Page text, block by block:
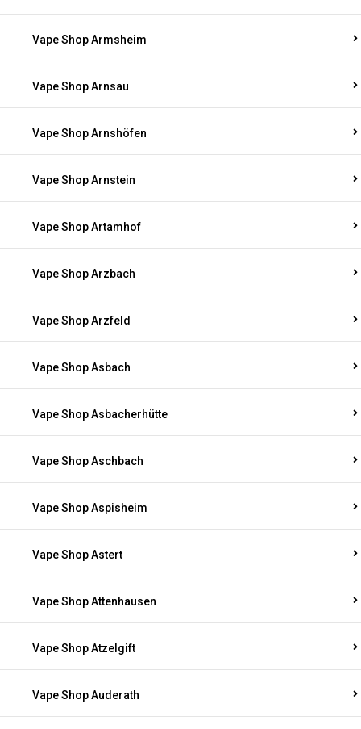
Vape Shop Armsheim
Vape Shop Arnsau
Vape Shop Arnshöfen
Vape Shop Arnstein
Vape Shop Artamhof
Vape Shop Arzbach
Vape Shop Arzfeld
Vape Shop Asbach
Vape Shop Asbacherhütte
Vape Shop Aschbach
Vape Shop Aspisheim
Vape Shop Astert
Vape Shop Attenhausen
Vape Shop Atzelgift
Vape Shop Auderath